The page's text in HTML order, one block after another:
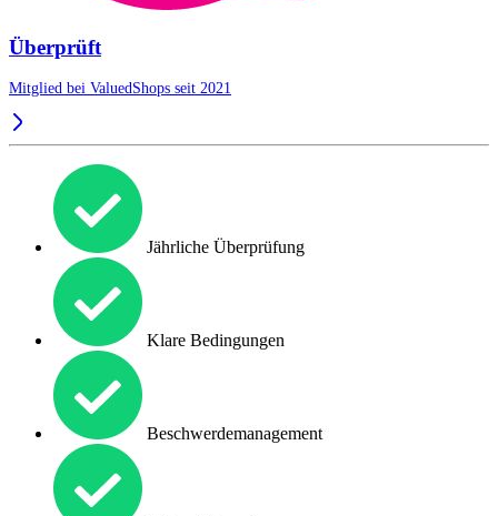
Überprüft
Mitglied bei ValuedShops seit 2021
Jährliche Überprüfung
Klare Bedingungen
Beschwerdemanagement